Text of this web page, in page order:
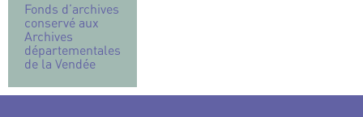
Fonds d’archives
conservé aux
Archives
départementales
de la Vendée